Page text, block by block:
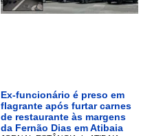
Ex-funcionário é preso em
flagrante após furtar carnes
de restaurante às margens
da Fernão Dias em Atibaia